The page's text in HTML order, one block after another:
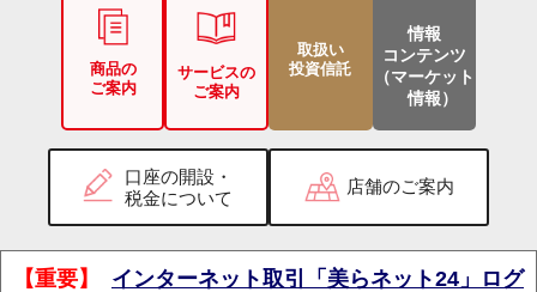
商品の
ご案内
サービスの
ご案内
取扱い
投資信託
情報
コンテンツ
（マーケット
情報）
口座の開設・
税金について
店舗のご案内
【重要】
インターネット取引「美らネット24」ログ